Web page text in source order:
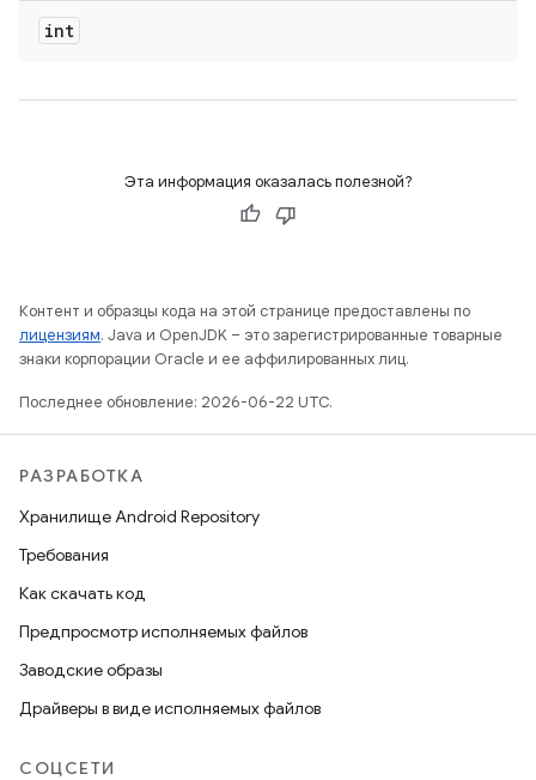
int
Эта информация оказалась полезной?
Контент и образцы кода на этой странице предоставлены по
лицензиям. Java и OpenJDK – это зарегистрированные товарные
знаки корпорации Oracle и ее аффилированных лиц.
Последнее обновление: 2026-06-22 UTC.
РАЗРАБОТКА
Хранилище Android Repository
Требования
Как скачать код
Предпросмотр исполняемых файлов
Заводские образы
Драйверы в виде исполняемых файлов
СОЦСЕТИ